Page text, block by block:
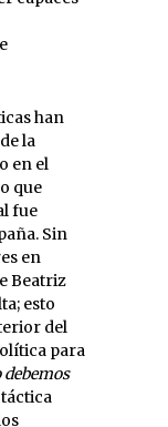
han
la
en el
que
fue
Sin
en
Beatriz
esto
del
para
debemos